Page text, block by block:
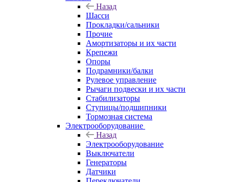
Назад
Шасси
Прокладки/сальники
Прочие
Амортизаторы и их части
Крепежи
Опоры
Подрамники/балки
Рулевое управление
Рычаги подвески и их части
Стабилизаторы
Ступицы/подшипники
Тормозная система
Электрооборудование
Назад
Электрооборудование
Выключатели
Генераторы
Датчики